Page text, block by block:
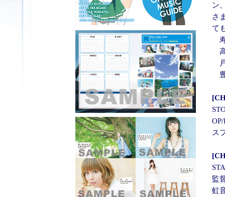
ン
さ
て
ス
監
虹